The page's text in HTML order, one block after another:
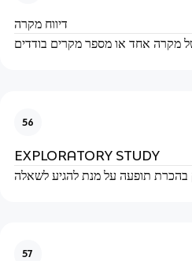
דיווח מקרה
מקרה אחד או מספר מקרים בודדים
56
EXPLORATORY STUDY
תופעה על מנת להגיע לשאלה
57